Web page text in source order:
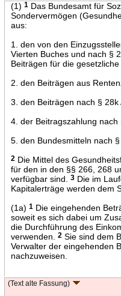
(1) 1Das Bundesamt für
Sondervermögen
aus:
1. den von den
Vierten Buches und nach §
Beiträgen für die
2. den Beiträgen aus
3. den Beiträgen nach § 28k
4. der Beitragszahlung nach
5. den Bundesmitteln nach §
2Die Mittel des
für den in den §§ 266, 268
verfügbar sind.
3Die im
Kapitalerträge werden dem
(1a) 1Die eingehenden
soweit es sich dabei um
die Durchführung des
verwenden.
2Sie sind dem
Verwalter der eingehenden
nachzuweisen.
(Text alte Fassung)